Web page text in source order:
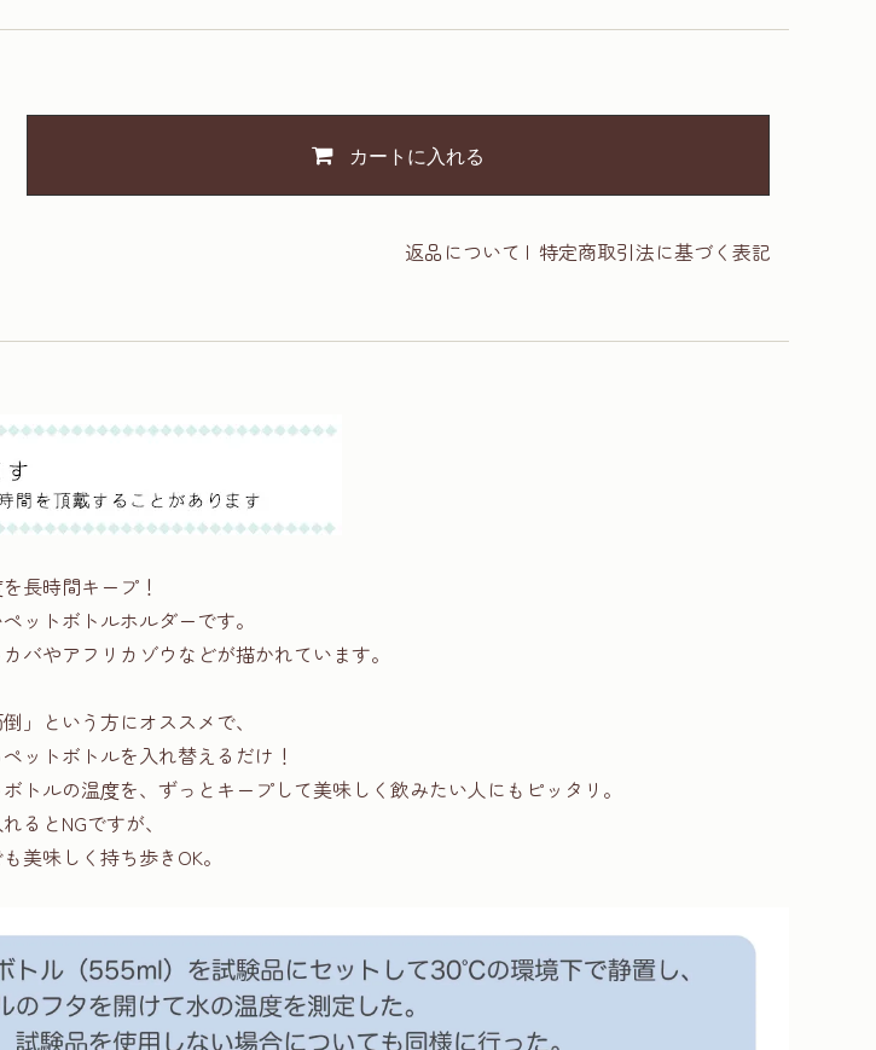
カートに入れる
返品について | 特定商取引法に基づく表記
長時間キープ！
ットボトルホルダーです。
バやアフリカゾウなどが描かれています。
」という方にオススメで、
ットボトルを入れ替えるだけ！
トルの温度を、ずっとキープして美味しく飲みたい人にもピッタリ。
るとNGですが、
美味しく持ち歩きOK。